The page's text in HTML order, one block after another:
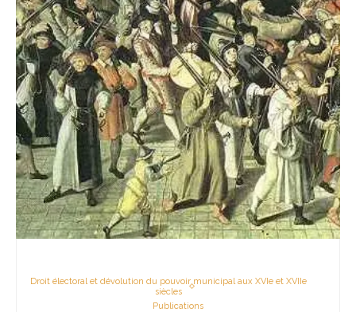
Droit électoral et dévolution du pouvoir municipal aux XVIe et XVIIe
siècles
Publications